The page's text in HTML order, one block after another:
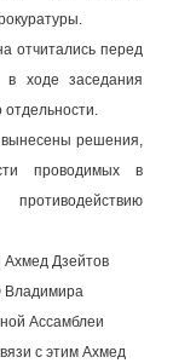
отчитались перед
в ходе заседания
решения,
проводимых в
Ахмед Дзейтов
Владимира
Ассамблеи
с этим Ахмед